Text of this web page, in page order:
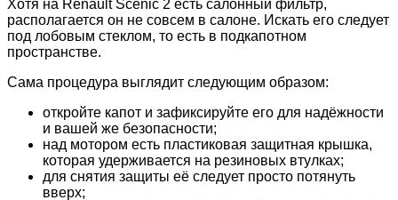
Хотя на Renault Scenic 2 есть салонный фильтр,
располагается он не совсем в салоне. Искать его следует
под лобовым стеклом, то есть в подкапотном
пространстве.
Сама процедура выглядит следующим образом:
откройте капот и зафиксируйте его для надёжности
и вашей же безопасности;
над мотором есть пластиковая защитная крышка,
которая удерживается на резиновых втулках;
для снятия защиты её следует просто потянуть
вверх;